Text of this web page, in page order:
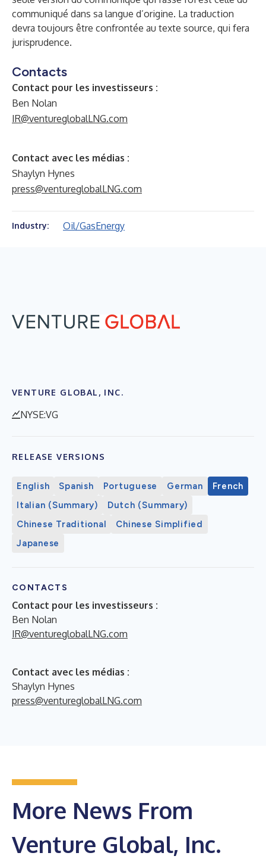
communiqué dans sa langue d’origine. La traduction
devra toujours être confrontée au texte source, qui fera
jurisprudence.
Contacts
Contact pour les investisseurs :
Ben Nolan
IR@ventureglobalLNG.com
Contact avec les médias :
Shaylyn Hynes
press@ventureglobalLNG.com
Industry: Oil/GasEnergy
VENTURE GLOBAL, INC.
NYSE:VG
RELEASE VERSIONS
English Spanish Portuguese German
French
Italian (Summary)
Dutch (Summary)
Chinese Traditional
Chinese Simplified
Japanese
CONTACTS
Contact pour les investisseurs :
Ben Nolan
IR@ventureglobalLNG.com
Contact avec les médias :
Shaylyn Hynes
press@ventureglobalLNG.com
More News From
Venture Global, Inc.